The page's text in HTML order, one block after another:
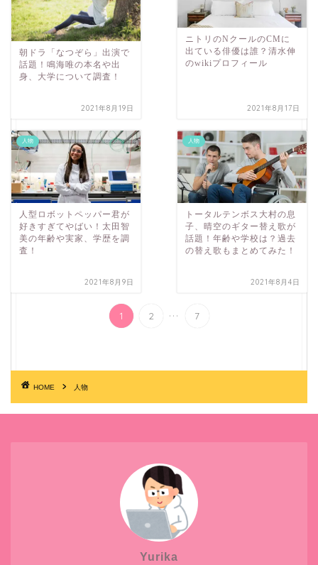
朝ドラ「なつぞら」出演で
話題！鳴海唯の本名や出
身、大学について調査！
2021年8月19日
ニトリのNクールのCMに
出ている俳優は誰？清水伸
のwikiプロフィール
2021年8月17日
人物
人型ロボットペッパー君が
好きすぎてやばい！太田智
美の年齢や実家、学歴を調
査！
2021年8月9日
人物
トータルテンボス大村の息
子、晴空のギター替え歌が
話題！年齢や学校は？過去
の替え歌もまとめてみた！
2021年8月4日
1 2 ... 7
HOME 人物
Yurika